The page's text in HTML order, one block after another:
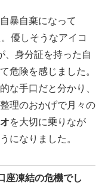
暴自棄になって
優しそうなアイコ
、身分証を持った自
危険を感じました。
な手口だと分かり、
理のおかげで月々の
を大切に乗りなが
になりました。
座凍結の危機でし